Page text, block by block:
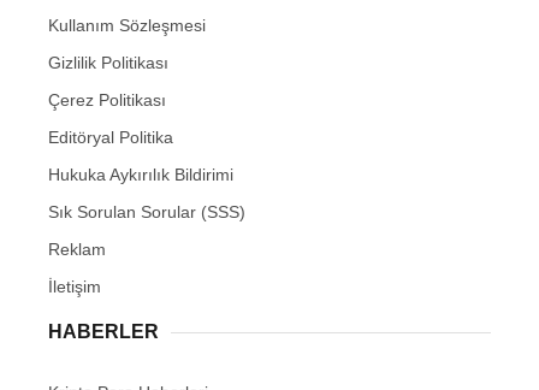
Kullanım Sözleşmesi
Gizlilik Politikası
Çerez Politikası
Editöryal Politika
Hukuka Aykırılık Bildirimi
Sık Sorulan Sorular (SSS)
Reklam
İletişim
HABERLER